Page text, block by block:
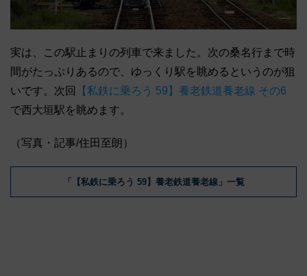
実は、この駅止まりの列車で来ました。次の桑名行まで時
間がたっぷりあるので、ゆっくり駅を眺めるというのが狙
いです。次回
【私鉄に乗ろう 59】養老鉄道養老線 その6
で西大垣駅を眺めます。
（写真・記事/住田至朗）
「【私鉄に乗ろう 59】養老鉄道養老線」一覧